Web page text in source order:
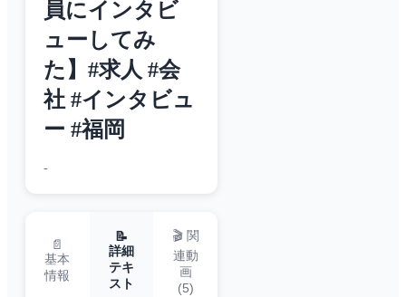
員にインタビ
ューしてみ
た】#求人 #会
社 #インタビュ
ー #福岡
-
📄
基本
情報
📝
詳細
テキ
スト
🎬 関
連動
画
(5)